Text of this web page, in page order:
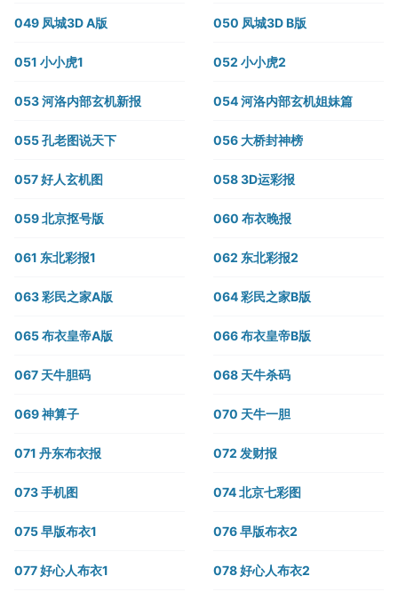
049 凤城3D A版 050 凤城3D B版
051 小小虎1 052 小小虎2
053 河洛内部玄机新报 054 河洛内部玄机姐妹篇
055 孔老图说天下 056 大桥封神榜
057 好人玄机图 058 3D运彩报
059 北京抠号版 060 布衣晚报
061 东北彩报1 062 东北彩报2
063 彩民之家A版 064 彩民之家B版
065 布衣皇帝A版 066 布衣皇帝B版
067 天牛胆码 068 天牛杀码
069 神算子 070 天牛一胆
071 丹东布衣报 072 发财报
073 手机图 074 北京七彩图
075 早版布衣1 076 早版布衣2
077 好心人布衣1 078 好心人布衣2